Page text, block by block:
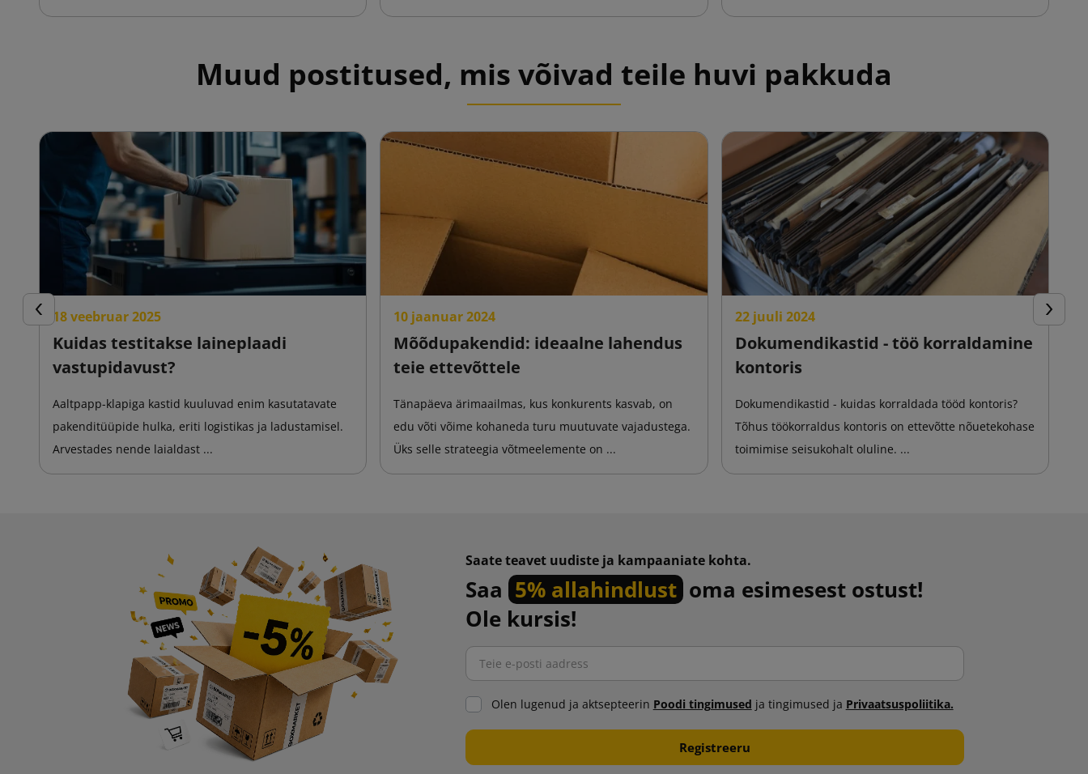
Muud postitused, mis võivad teile huvi pakkuda
Eelmine18 veebruar 2025
Kuidas testitakse laineplaadi
vastupidavust?
Aaltpapp-klapiga kastid kuuluvad enim kasutatavate
pakenditüüpide hulka, eriti logistikas ja ladustamisel.
Arvestades nende laialdast ...
10 jaanuar 2024
Mõõdupakendid: ideaalne lahendus
teie ettevõttele
Tänapäeva ärimaailmas, kus konkurents kasvab, on
edu võti võime kohaneda turu muutuvate vajadustega.
Üks selle strateegia võtmeelemente on ...
22 juuli 2024
Dokumendikastid - töö korraldamine
kontoris
Dokumendikastid - kuidas korraldada tööd kontoris?
Tõhus töökorraldus kontoris on ettevõtte nõuetekohase
toimimise seisukohalt oluline. ...
Saate teavet uudiste ja kampaaniate kohta.
Saa 5% allahindlust oma esimesest ostust!
Ole kursis!
Olen lugenud ja aktsepteerin Poodi tingimused ja tingimused ja Privaatsuspoliitika.